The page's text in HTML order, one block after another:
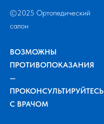
©2025 Ортопедический
салон
ВОЗМОЖНЫ
ПРОТИВОПОКАЗАНИЯ
—
ПРОКОНСУЛЬТИРУЙТЕСЬ
С ВРАЧОМ